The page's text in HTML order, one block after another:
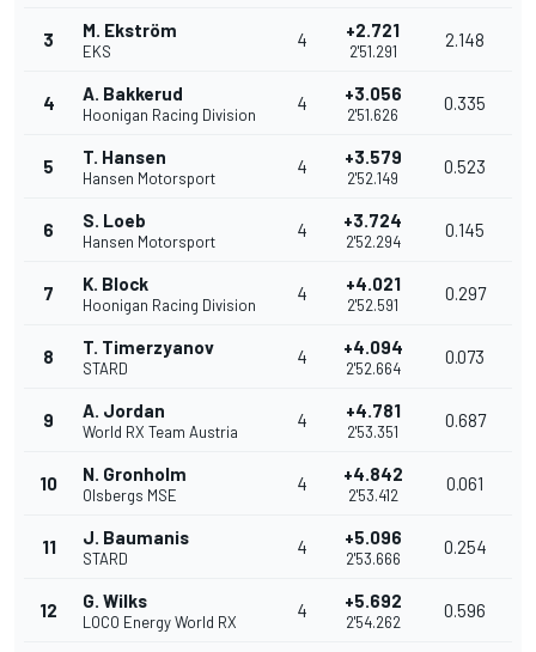
3 M. Ekström
EKS
4 +2.721
2'51.291
2.148
4 A. Bakkerud
Hoonigan Racing Division
4 +3.056
2'51.626
0.335
5 T. Hansen
Hansen Motorsport
4 +3.579
2'52.149
0.523
6 S. Loeb
Hansen Motorsport
4 +3.724
2'52.294
0.145
7 K. Block
Hoonigan Racing Division
4 +4.021
2'52.591
0.297
8 T. Timerzyanov
STARD
4 +4.094
2'52.664
0.073
9 A. Jordan
World RX Team Austria
4 +4.781
2'53.351
0.687
10 N. Gronholm
Olsbergs MSE
4 +4.842
2'53.412
0.061
11 J. Baumanis
STARD
4 +5.096
2'53.666
0.254
12 G. Wilks
LOCO Energy World RX
4 +5.692
2'54.262
0.596